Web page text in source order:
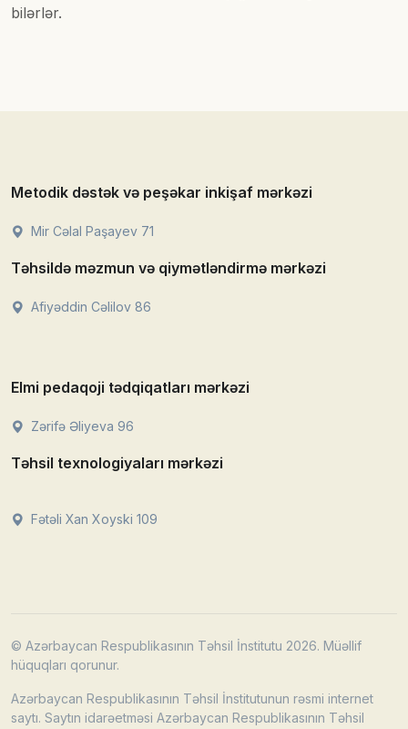
bilərlər.
Metodik dəstək və peşəkar inkişaf mərkəzi
Mir Cəlal Paşayev 71
Təhsildə məzmun və qiymətləndirmə mərkəzi
Afiyəddin Cəlilov 86
Elmi pedaqoji tədqiqatları mərkəzi
Zərifə Əliyeva 96
Təhsil texnologiyaları mərkəzi
Fətəli Xan Xoyski 109
© Azərbaycan Respublikasının Təhsil İnstitutu 2026. Müəllif
hüquqları qorunur.
Azərbaycan Respublikasının Təhsil İnstitutunun rəsmi internet
saytı. Saytın idarəetməsi Azərbaycan Respublikasının Təhsil